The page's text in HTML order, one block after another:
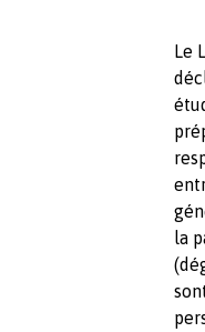
Le
la